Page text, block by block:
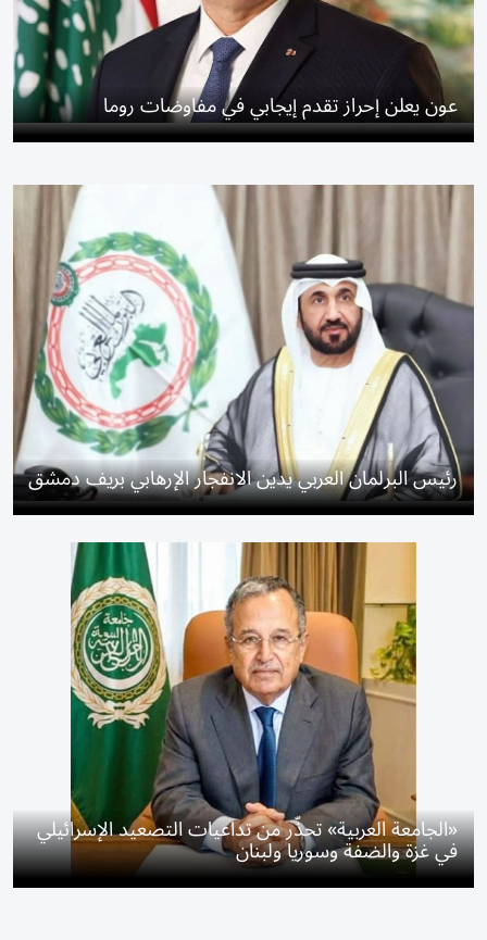
عون يعلن إحراز تقدم إيجابي في مفاوضات روما
رئيس البرلمان العربي يدين الانفجار الإرهابي بريف دمشق
«الجامعة العربية» تحذّر من تداعيات التصعيد الإسرائيلي
في غزة والضفة وسوريا ولبنان